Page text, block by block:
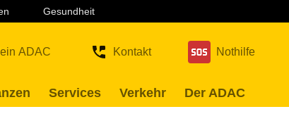
Gesundheit
ADAC Kontakt Nothilfe
Services Verkehr Der ADAC